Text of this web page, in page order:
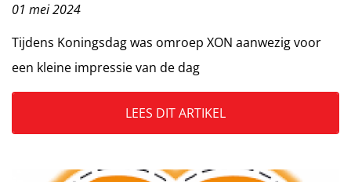
01 mei 2024
Tijdens Koningsdag was omroep XON aanwezig voor
een kleine impressie van de dag
LEES DIT ARTIKEL